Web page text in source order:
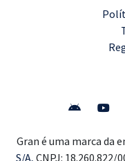
Gran é uma marca da
S/A, CNPJ: 18.260.822/